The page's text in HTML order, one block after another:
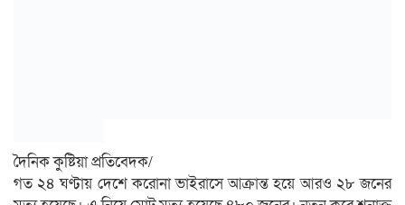
দৈনিক কুষ্টিয়া প্রতিবেদক/
গত ২৪ ঘণ্টায় দেশে করোনা ভাইরাসে আক্রান্ত হয়ে আরও ২৮ জনের